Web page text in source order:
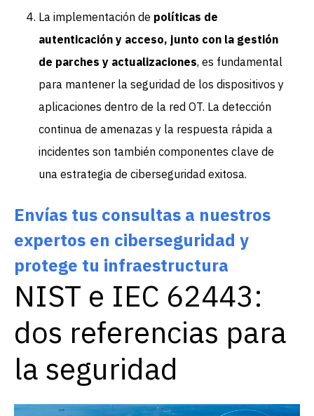
La implementación de políticas de
autenticación y acceso, junto con la gestión
de parches y actualizaciones, es fundamental
para mantener la seguridad de los dispositivos y
aplicaciones dentro de la red OT. La detección
continua de amenazas y la respuesta rápida a
incidentes son también componentes clave de
una estrategia de ciberseguridad exitosa.
Envías tus consultas a nuestros
expertos en ciberseguridad y
protege tu infraestructura
NIST e IEC 62443:
dos referencias para
la seguridad